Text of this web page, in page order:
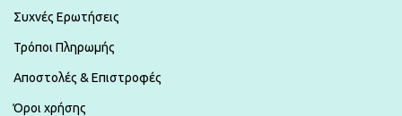
Συχνές Ερωτήσεις
Τρόποι Πληρωμής
Αποστολές & Επιστροφές
Όροι χρήσης